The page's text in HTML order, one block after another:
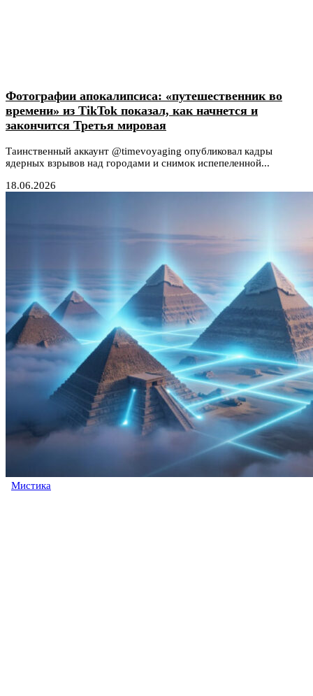
Фотографии апокалипсиса: «путешественник во
времени» из TikTok показал, как начнется и
закончится Третья мировая
Таинственный аккаунт @timevoyaging опубликовал кадры
ядерных взрывов над городами и снимок испепеленной...
18.06.2026
Мистика